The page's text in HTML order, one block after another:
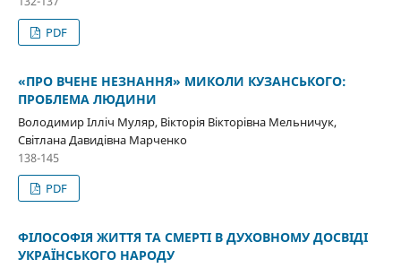
PDF
«ПРО ВЧЕНЕ НЕЗНАННЯ» МИКОЛИ КУЗАНСЬКОГО:
ПРОБЛЕМА ЛЮДИНИ
Володимир Ілліч Муляр, Вікторія Вікторівна Мельничук,
Світлана Давидівна Марченко
138-145
PDF
ФІЛОСОФІЯ ЖИТТЯ ТА СМЕРТІ В ДУХОВНОМУ ДОСВІДІ
УКРАЇНСЬКОГО НАРОДУ